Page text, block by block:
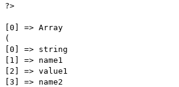
?>
[0] => Array
(
[0] => string
[1] => name1
[2] => value1
[3] => name2